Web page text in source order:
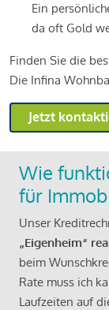
Ein
da oft Gold
Finden Sie die
Die Infina
Jetzt
Wie
für
Unser
„Eigenheim“
beim
Rate muss ich
Laufzeiten auf